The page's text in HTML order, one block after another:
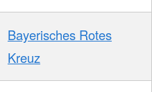
Bayerisches Rotes
Kreuz